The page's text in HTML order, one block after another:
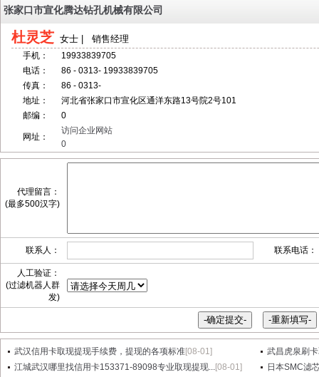
张家口市宣化腾达钻孔机械有限公司
杜灵芝 女士 | 销售经理
手机：
19933839705
电话：
86 - 0313- 19933839705
传真：
86 - 0313-
地址：
河北省张家口市宣化区通洋东路13号院2号101
邮编：
0
网址：
访问企业网站
0
代理留言：
(最多500汉字)
联系人： 联系电话：
人工验证：
(过滤机器人群
发)
武汉信用卡取现提现手续费，提现的各项标准[08-01]
武昌虎泉刷
江城武汉哪里找信用卡153371-89098专业取现提现...[08-01]
日本SMC滤